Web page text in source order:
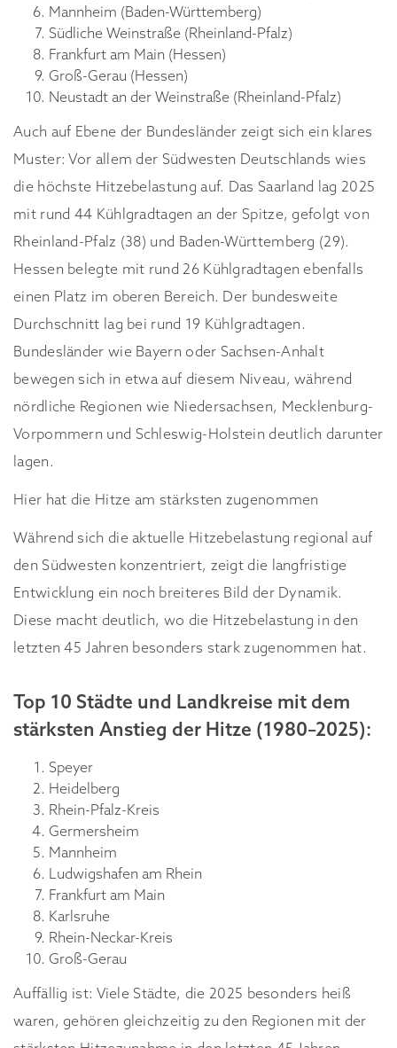
Mannheim (Baden-Württemberg)
Südliche Weinstraße (Rheinland-Pfalz)
Frankfurt am Main (Hessen)
Groß-Gerau (Hessen)
Neustadt an der Weinstraße (Rheinland-Pfalz)
Auch auf Ebene der Bundesländer zeigt sich ein klares
Muster: Vor allem der Südwesten Deutschlands wies
die höchste Hitzebelastung auf. Das Saarland lag 2025
mit rund 44 Kühlgradtagen an der Spitze, gefolgt von
Rheinland-Pfalz (38) und Baden-Württemberg (29).
Hessen belegte mit rund 26 Kühlgradtagen ebenfalls
einen Platz im oberen Bereich. Der bundesweite
Durchschnitt lag bei rund 19 Kühlgradtagen.
Bundesländer wie Bayern oder Sachsen-Anhalt
bewegen sich in etwa auf diesem Niveau, während
nördliche Regionen wie Niedersachsen, Mecklenburg-
Vorpommern und Schleswig-Holstein deutlich darunter
lagen.
Hier hat die Hitze am stärksten zugenommen
Während sich die aktuelle Hitzebelastung regional auf
den Südwesten konzentriert, zeigt die langfristige
Entwicklung ein noch breiteres Bild der Dynamik.
Diese macht deutlich, wo die Hitzebelastung in den
letzten 45 Jahren besonders stark zugenommen hat.
Top 10 Städte und Landkreise mit dem
stärksten Anstieg der Hitze (1980–2025):
Speyer
Heidelberg
Rhein-Pfalz-Kreis
Germersheim
Mannheim
Ludwigshafen am Rhein
Frankfurt am Main
Karlsruhe
Rhein-Neckar-Kreis
Groß-Gerau
Auffällig ist: Viele Städte, die 2025 besonders heiß
waren, gehören gleichzeitig zu den Regionen mit der